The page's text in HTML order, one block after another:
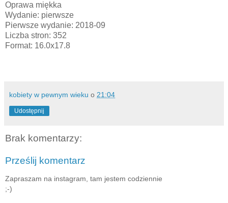
Oprawa miękka
Wydanie: pierwsze
Pierwsze wydanie: 2018-09
Liczba stron: 352
Format: 16.0x17.8
kobiety w pewnym wieku o 21:04
Udostępnij
Brak komentarzy:
Prześlij komentarz
Zapraszam na instagram, tam jestem codziennie
;-)